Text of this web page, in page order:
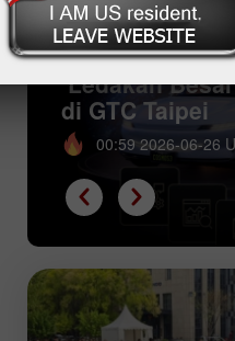
‘Ledakan
di GTC Taipei
00:59 2026-06-26